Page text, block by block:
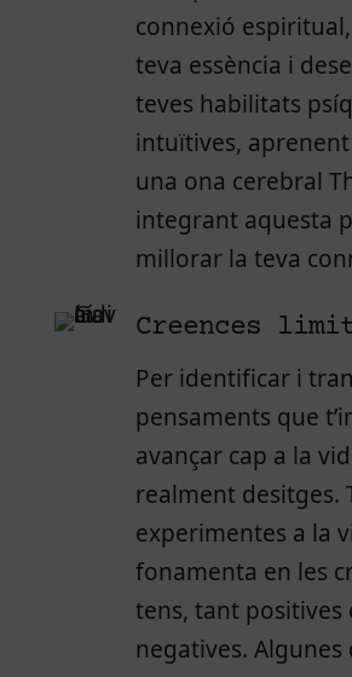
connexió
teva essència i
teves habilitats
intuïtives,
una ona cerebral
integrant aquesta
millorar la teva
Creences
Per identificar i
pensaments que
avançar cap a la
realment desitges.
experimentes a la
fonamenta en les
tens, tant positives
negatives. Algunes